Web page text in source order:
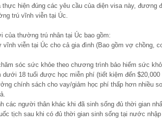
thực hiện đúng các yêu cầu của diện visa này, đương
trú vĩnh viễn tại Úc.
của thường trú nhân tại Úc bao gồm:
vĩnh viễn tại Úc cho cả gia đình (Bao gồm vợ chồng,
sóc sức khỏe theo chương trình bảo hiểm sức
dưới 18 tuổi được học miễn phí (tiết kiệm đến
chính sách cho vay/giảm học phí thấp hơn nhiều
các người thân khác khi đã sinh sống đủ thời gian
tịch sau khi có đủ thời gian sinh sống tại nước nhập